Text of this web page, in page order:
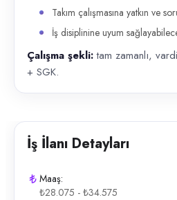
Takım çalışmasına yatkın ve
İş disiplinine uyum
Çalışma şekli:tam zamanlı,
+ SGK.
İş İlanı Detayları
Maaş:
₺28.075 - ₺34.575